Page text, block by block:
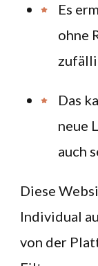
Es
ohne
Das
neue
auch
Diese
Individual
von der